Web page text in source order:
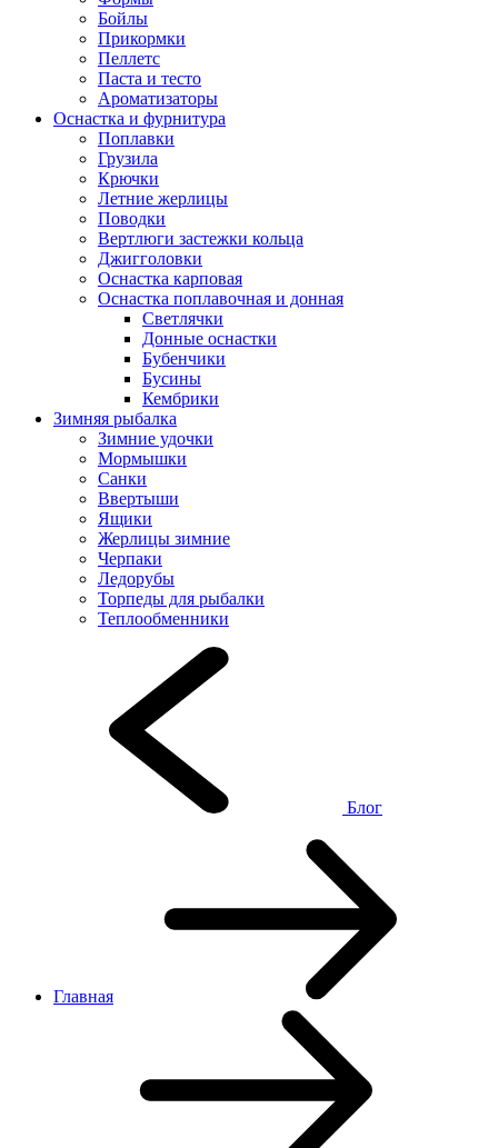
Бойлы
Прикормки
Пеллетс
Паста и тесто
Ароматизаторы
Оснастка и фурнитура
Поплавки
Грузила
Крючки
Летние жерлицы
Поводки
Вертлюги застежки кольца
Джигголовки
Оснастка карповая
Оснастка поплавочная и донная
Светлячки
Донные оснастки
Бубенчики
Бусины
Кембрики
Зимняя рыбалка
Зимние удочки
Мормышки
Санки
Ввертыши
Ящики
Жерлицы зимние
Черпаки
Ледорубы
Торпеды для рыбалки
Теплообменники
Блог
Главная